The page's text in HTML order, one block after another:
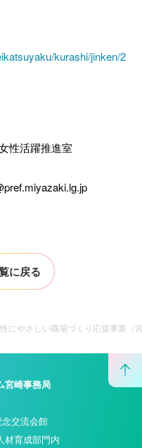
kurashi/jinken/2
性活躍推進室
に戻る
にやさしい職場づくり応援事業（
宮崎事務局
交流会館
育成部門内